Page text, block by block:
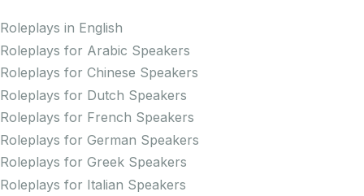
Roleplays in English
Roleplays for Arabic Speakers
Roleplays for Chinese Speakers
Roleplays for Dutch Speakers
Roleplays for French Speakers
Roleplays for German Speakers
Roleplays for Greek Speakers
Roleplays for Italian Speakers